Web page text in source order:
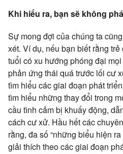
Khi hiểu ra, bạn sẽ không
Sự mong đợi của chúng ta
xét. Ví dụ, nếu bạn biết rằng
tuổi có xu hướng phóng đại
phản ứng thái quá trước lối cư
tìm hiểu các giai đoạn phát
tìm hiểu những thay đổi trong
cầu tình cảm bị khuấy động,
cách cư xử. Hầu hết các
rằng, đa số “những biểu hiện
giải thích theo các giai đoạn